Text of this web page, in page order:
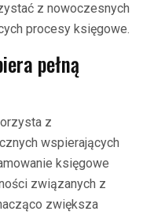
z nowoczesnych
procesy księgowe.
pełną
z
wspierających
księgowe
związanych z
zwiększa